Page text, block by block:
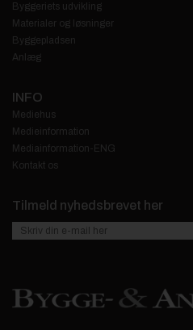
Byggeriets udvikling
Materialer og løsninger
Byggepladsen
Anlæg
INFO
Mediehus
Medieinformation
Mediainformation-ENG
Kontakt os
Tilmeld nyhedsbrevet her